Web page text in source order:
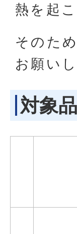
熱を起
そのた
お願い
対象品